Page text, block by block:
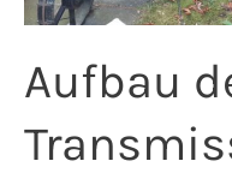
Aufbau